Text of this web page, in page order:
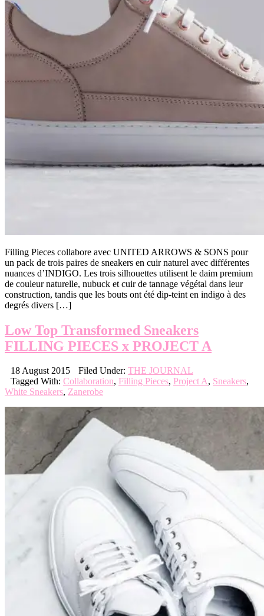
Filling Pieces collabore avec UNITED ARROWS & SONS pour
un pack de trois paires de sneakers en cuir naturel avec différentes
nuances d’INDIGO. Les trois silhouettes utilisent le daim premium
de couleur naturelle, nubuck et cuir de tannage végétal dans leur
construction, tandis que les bouts ont été dip-teint en indigo à des
degrés divers […]
Low Top Transformed Sneakers
FILLING PIECES x PROJECT A
18 August 2015 Filed Under: THE JOURNAL
Tagged With: Collaboration, Filling Pieces, Project A, Sneakers,
White Sneakers, Zanerobe